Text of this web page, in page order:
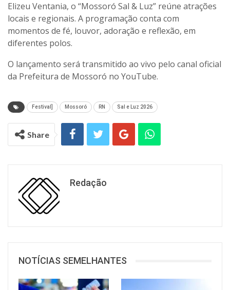
Elizeu Ventania, o “Mossoró Sal & Luz” reúne atrações
locais e regionais. A programação conta com
momentos de fé, louvor, adoração e reflexão, em
diferentes polos.
O lançamento será transmitido ao vivo pelo canal oficial
da Prefeitura de Mossoró no YouTube.
Festival] Mossoró RN Sal e Luz 2026
Share
Redação
NOTÍCIAS SEMELHANTES